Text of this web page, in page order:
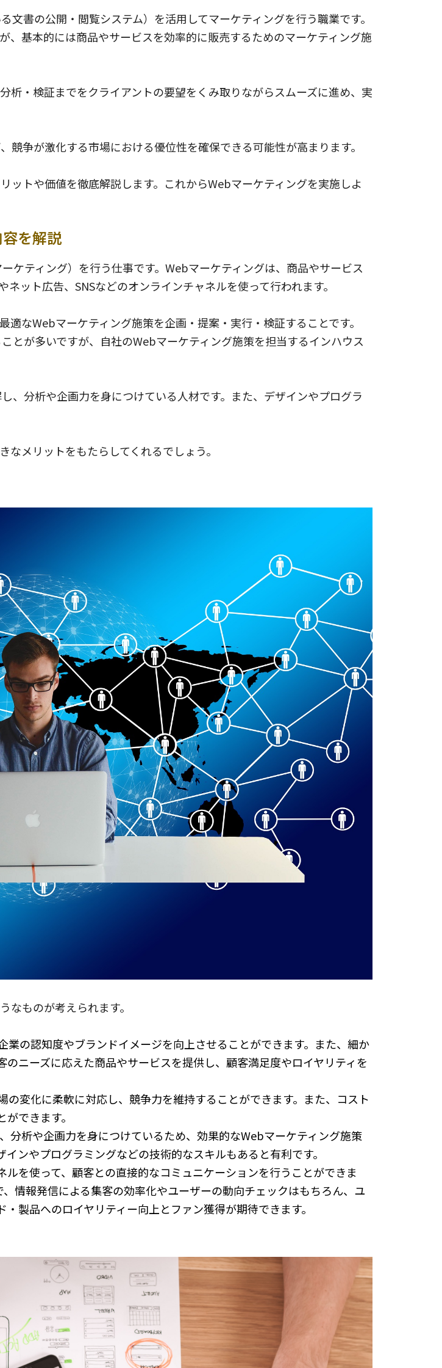
書の公開・閲覧システム）を活用してマーケティングを行う職業です。
基本的には商品やサービスを効率的に販売するためのマーケティング施
・検証までをクライアントの要望をくみ取りながらスムーズに進め、実
争が激化する市場における優位性を確保できる可能性が高まります。
ットや価値を徹底解説します。これからWebマーケティングを実施しよ
を解説
ケティング）を行う仕事です。Webマーケティングは、商品やサービス
ット広告、SNSなどのオンラインチャネルを使って行われます。
なWebマーケティング施策を企画・提案・実行・検証することです。
とが多いですが、自社のWebマーケティング施策を担当するインハウス
、分析や企画力を身につけている人材です。また、デザインやプログラ
メリットをもたらしてくれるでしょう。
ものが考えられます。
の認知度やブランドイメージを向上させることができます。また、細か
ニーズに応えた商品やサービスを提供し、顧客満足度やロイヤリティを
変化に柔軟に対応し、競争力を維持することができます。また、コスト
できます。
析や企画力を身につけているため、効果的なWebマーケティング施策
ンやプログラミングなどの技術的なスキルもあると有利です。
を使って、顧客との直接的なコミュニケーションを行うことができま
情報発信による集客の効率化やユーザーの動向チェックはもちろん、ユ
製品へのロイヤリティー向上とファン獲得が期待できます。